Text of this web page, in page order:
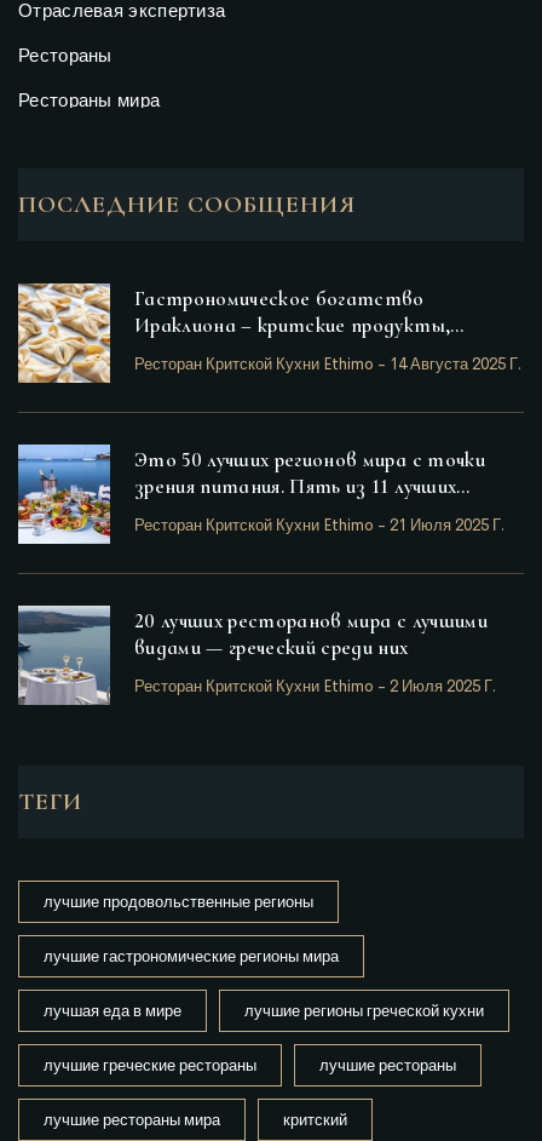
Отраслевая экспертиза
Рестораны
Рестораны мира
ПОСЛЕДНИЕ СООБЩЕНИЯ
Гастрономическое богатство
Ираклиона – критские продукты,
выделяющиеся в провинции Ираклион
Ресторан Критской Кухни Ethimo - 14 Августа 2025 Г.
Это 50 лучших регионов мира с точки
зрения питания. Пять из 11 лучших
регионов с лучшим питанием — греческие.
Ресторан Критской Кухни Ethimo - 21 Июля 2025 Г.
20 лучших ресторанов мира с лучшими
видами — греческий среди них
Ресторан Критской Кухни Ethimo - 2 Июля 2025 Г.
ТЕГИ
лучшие продовольственные регионы
лучшие гастрономические регионы мира
лучшая еда в мире лучшие регионы греческой кухни
лучшие греческие рестораны лучшие рестораны
лучшие рестораны мира критский